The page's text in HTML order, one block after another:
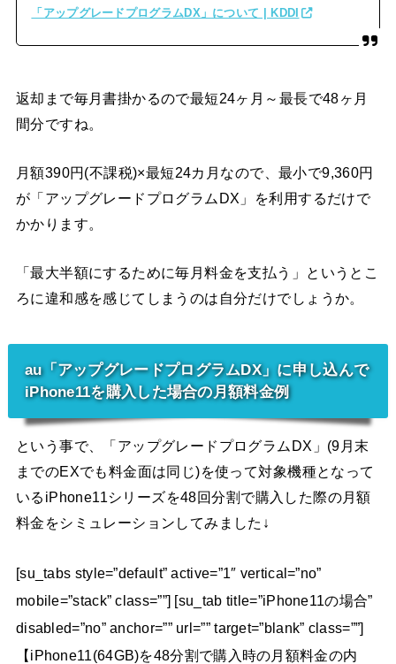
「アップグレードプログラムDX」について | KDDI
返却まで毎月書掛かるので最短24ヶ月～最長で48ヶ月
間分ですね。
月額390円(不課税)×最短24カ月なので、最小で9,360円
が「アップグレードプログラムDX」を利用するだけで
かかります。
「最大半額にするために毎月料金を支払う」というとこ
ろに違和感を感じてしまうのは自分だけでしょうか。
au「アップグレードプログラムDX」に申し込んで
iPhone11を購入した場合の月額料金例
という事で、「アップグレードプログラムDX」(9月末
までのEXでも料金面は同じ)を使って対象機種となって
いるiPhone11シリーズを48回分割で購入した際の月額
料金をシミュレーションしてみました↓
[su_tabs style=”default” active=”1″ vertical=”no”
mobile=”stack” class=””] [su_tab title=”iPhone11の場合”
disabled=”no” anchor=”” url=”” target=”blank” class=””]
【iPhone11(64GB)を48分割で購入時の月額料金の内